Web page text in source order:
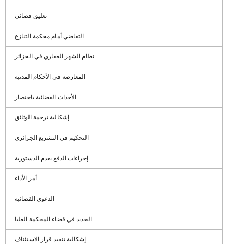
تعليق قضائي
التقاضي أمام محكمة التنازع
نظام الشهر العقاري في الجزائر
المعارضة في الأحكام المدنية
الأحداث القضائية باختصار
إشكالية ترجمة الوثائق
التحكيم في التشريع الجزائري
إجراءات الدفع بعدم الدستورية
أمر الأداء
الدعوى القضائية
الجديد في قضاء المحكمة العليا
إشكالية تنفيذ قرار الاستئناف